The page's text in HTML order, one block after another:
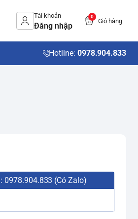
Tài khoản
Đăng nhập
0
Giỏ hàng
Hotline: 0978.904.833
0978.904.833 (Có Zalo)